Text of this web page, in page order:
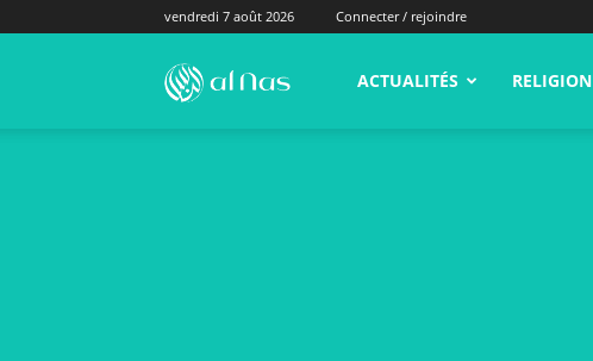
vendredi 7 août 2026 Connecter / rejoindre
alNas.fr ACTUALITÉS RELIGION